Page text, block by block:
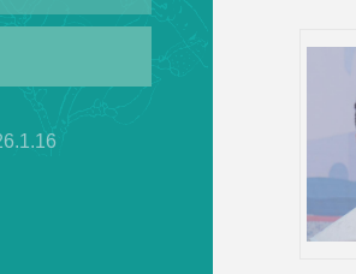
.1.16